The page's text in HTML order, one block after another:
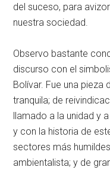
del suceso, para
nuestra sociedad.
Observo bastante
discurso con el
Bolívar. Fue una
tranquila; de
llamado a la unidad y
y con la historia de
sectores más
ambientalista; y de